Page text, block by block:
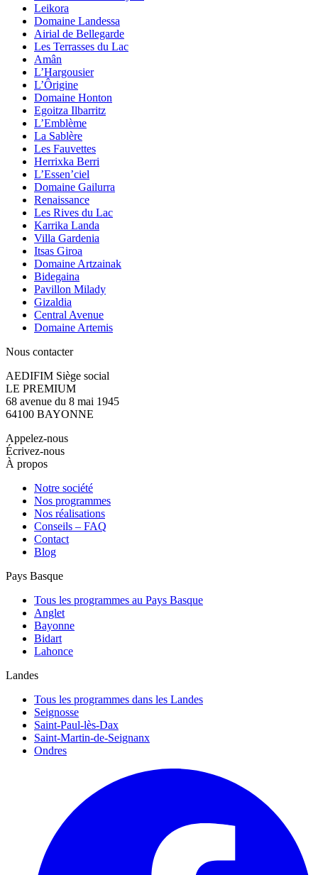
Leikora
Domaine Landessa
Airial de Bellegarde
Les Terrasses du Lac
Amân
L’Hargousier
L’Ôrigine
Domaine Honton
Egoitza Ilbarritz
L’Emblème
La Sablère
Les Fauvettes
Herrixka Berri
L’Essen’ciel
Domaine Gailurra
Renaissance
Les Rives du Lac
Karrika Landa
Villa Gardenia
Itsas Giroa
Domaine Artzainak
Bidegaina
Pavillon Milady
Gizaldia
Central Avenue
Domaine Artemis
Nous contacter
AEDIFIM Siège social
LE PREMIUM
68 avenue du 8 mai 1945
64100 BAYONNE
Appelez-nous
Écrivez-nous
À propos
Notre société
Nos programmes
Nos réalisations
Conseils – FAQ
Contact
Blog
Pays Basque
Tous les programmes au Pays Basque
Anglet
Bayonne
Bidart
Lahonce
Landes
Tous les programmes dans les Landes
Seignosse
Saint-Paul-lès-Dax
Saint-Martin-de-Seignanx
Ondres